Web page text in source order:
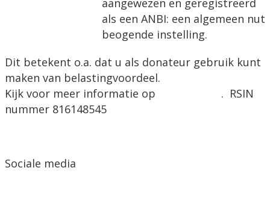
aangewezen en geregistreerd
als een ANBI: een algemeen nut
beogende instelling.
Dit betekent o.a. dat u als donateur gebruik kunt
maken van belastingvoordeel.
Kijk voor meer informatie op
. RSIN
nummer 816148545
Sociale media